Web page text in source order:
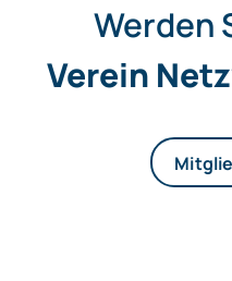
Werden
Verein